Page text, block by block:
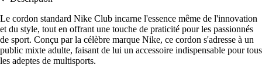
Le cordon standard Nike Club incarne l'essence même de l'innovation
et du style, tout en offrant une touche de praticité pour les passionnés
de sport. Conçu par la célèbre marque Nike, ce cordon s'adresse à un
public mixte adulte, faisant de lui un accessoire indispensable pour tous
les adeptes de multisports.